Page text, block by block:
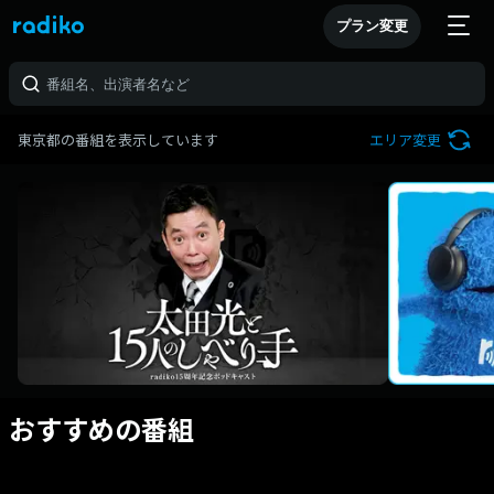
プラン変更
東京都の番組を表示しています エリア変更
おすすめの番組